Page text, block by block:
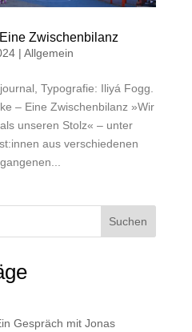
Zwischenbilanz
| Allgemein
Typografie: Iliyá Fogg.
– Eine Zwischenbilanz »Wir
unseren Stolz« – unter
aus verschiedenen
Suchen
Gespräch mit Jonas